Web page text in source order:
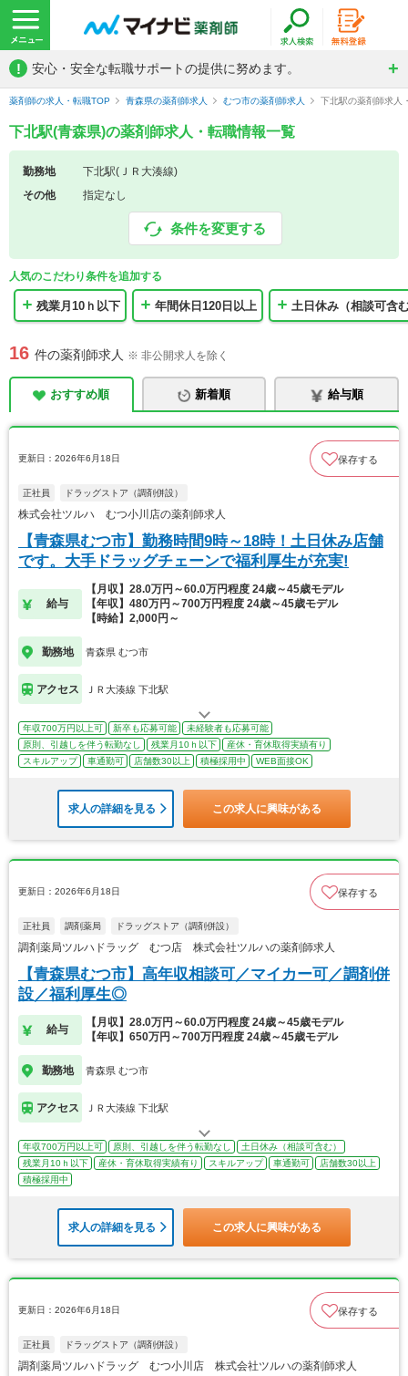
! 安心・安全な転職サポートの提供に努めます。
薬剤師の求人・転職TOP 青森県の薬剤師求人 むつ市の薬剤師求人 下北駅の薬剤師求人
下北駅(青森県)の薬剤師求人・転職情報一覧
勤務地
下北駅(ＪＲ大湊線)
その他
指定なし
条件を変更する
人気のこだわり条件を追加する
残業月10ｈ以下 年間休日120日以上 土日休み（相談可含
16 件の薬剤師求人 ※ 非公開求人を除く
おすすめ順 新着順 給与順
更新日：2026年6月18日 保存する
正社員 ドラッグストア（調剤併設）
株式会社ツルハ むつ小川店の薬剤師求人
【青森県むつ市】勤務時間9時～18時！土日休み店舗
です。大手ドラッグチェーンで福利厚生が充実!
給与
【月収】28.0万円～60.0万円程度 24歳～45歳モデル
【年収】480万円～700万円程度 24歳～45歳モデル
【時給】2,000円～
勤務地 青森県 むつ市
アクセス ＪＲ大湊線 下北駅
年収700万円以上可 新卒も応募可能
未経験者も応募可能
原則、引越しを伴う転勤なし
残業月10ｈ以下
産休・育休取得実績有り
スキルアップ
車通勤可 店舗数30以上 積極採用中 WEB面接OK
求人の詳細を見る この求人に興味がある
更新日：2026年6月18日 保存する
正社員 調剤薬局 ドラッグストア（調剤併設）
調剤薬局ツルハドラッグ むつ店 株式会社ツルハの薬剤師求人
【青森県むつ市】高年収相談可／マイカー可／調剤併
設／福利厚生◎
給与
【月収】28.0万円～60.0万円程度 24歳～45歳モデル
【年収】650万円～700万円程度 24歳～45歳モデル
勤務地 青森県 むつ市
アクセス ＪＲ大湊線 下北駅
年収700万円以上可 原則、引越しを伴う転勤なし
土日休み（相談可含む）
残業月10ｈ以下
産休・育休取得実績有り スキルアップ 車通勤可
店舗数30以上
積極採用中
求人の詳細を見る この求人に興味がある
更新日：2026年6月18日 保存する
正社員 ドラッグストア（調剤併設）
調剤薬局ツルハドラッグ むつ小川店 株式会社ツルハの薬剤師求人